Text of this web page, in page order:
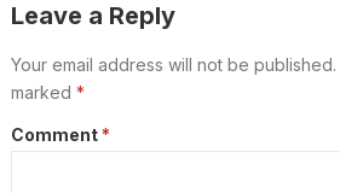
Leave a Reply
Your email address will not be published.
marked *
Comment *